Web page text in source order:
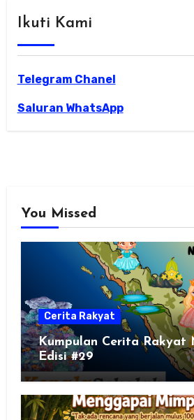
Ikuti Kami
Telegram Chanel
Saluran WhatsApp
You Missed
Cerita Rakyat
Kumpulan Cerita Rakyat
Edisi #29